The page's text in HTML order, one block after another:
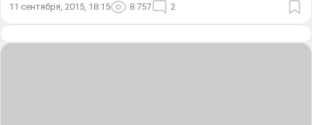
11 сентября, 2015, 18:15 8 757 2